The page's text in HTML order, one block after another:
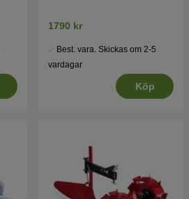
1790 kr
Best. vara. Skickas om 2-5
vardagar
Köp